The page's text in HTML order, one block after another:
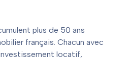
plus de 50 ans
français. Chacun avec
locatif,